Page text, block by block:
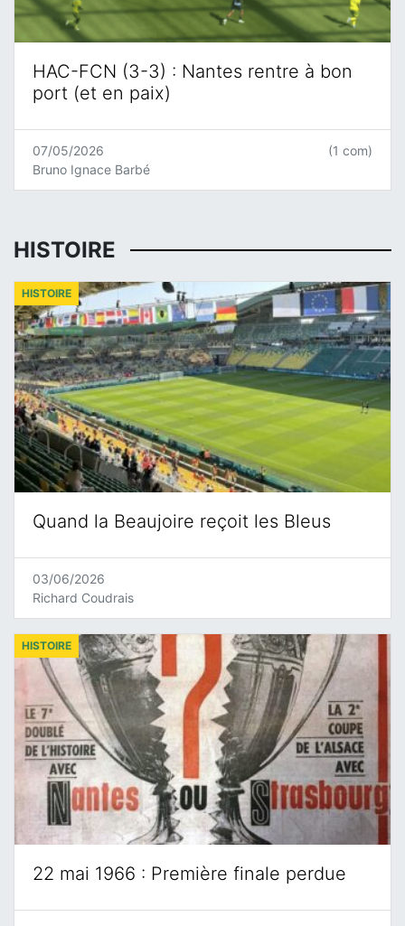
HAC-FCN (3-3) : Nantes rentre à bon
port (et en paix)
07/05/2026
Bruno Ignace Barbé
(1 com)
HISTOIRE
Quand la Beaujoire reçoit les Bleus
HISTOIRE
03/06/2026
Richard Coudrais
22 mai 1966 : Première finale perdue
HISTOIRE